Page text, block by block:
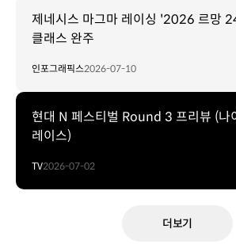
제네시스 마그마 레이싱 '2026 르망
클래스 완주
인포그래픽스2026-07-10
현대 N 페스티벌 Round 3 프리뷰 (나
레이스)
TV2026-07-02
더보기